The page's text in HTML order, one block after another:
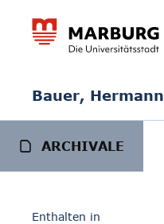
Bauer, Hermann
ARCHIVALE
Enthalten in